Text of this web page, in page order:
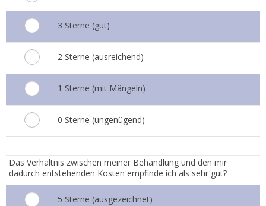
3 Sterne (gut)
2 Sterne (ausreichend)
1 Sterne (mit Mängeln)
0 Sterne (ungenügend)
Das Verhältnis zwischen meiner Behandlung und den mir
dadurch entstehenden Kosten empfinde ich als sehr gut?
5 Sterne (ausgezeichnet)